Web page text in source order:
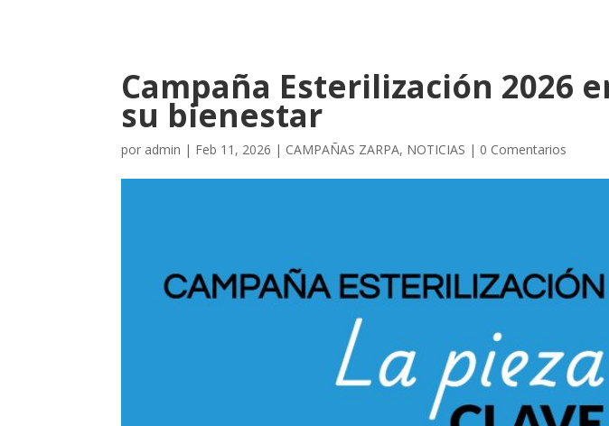
Campaña Esterilización 2026
su bienestar
por admin | Feb 11, 2026 | CAMPAÑAS ZARPA, NOTICIAS | 0 Comentarios